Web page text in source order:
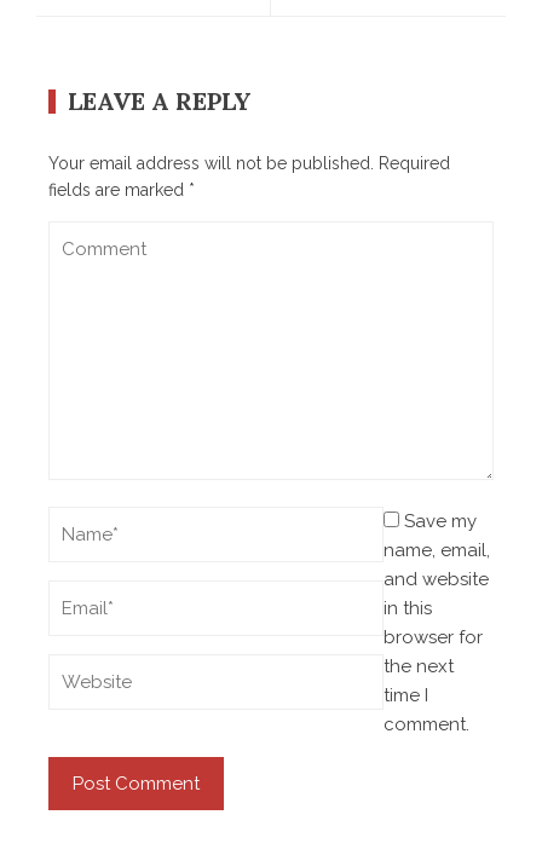
LEAVE A REPLY
Your email address will not be published.
Required
fields are marked *
Save my
name, email,
and website
in this
browser for
the next
time I
comment.